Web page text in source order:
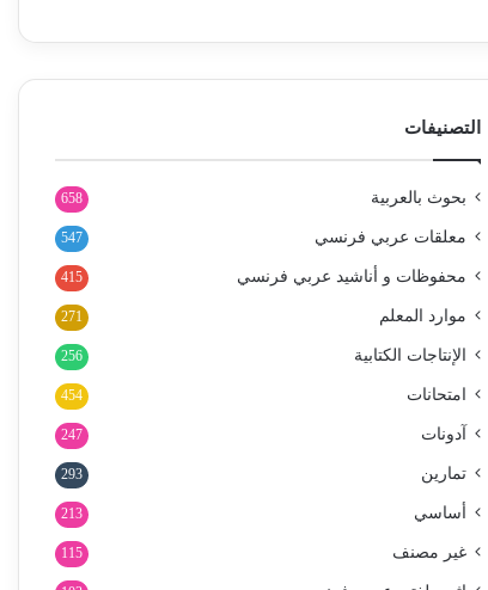
التصنيفات
بحوث بالعربية 658
معلقات عربي فرنسي 547
محفوظات و أناشيد عربي فرنسي 415
موارد المعلم 271
الإنتاجات الكتابية 256
امتحانات 454
آدونات 247
تمارين 293
أساسي 213
غير مصنف 115